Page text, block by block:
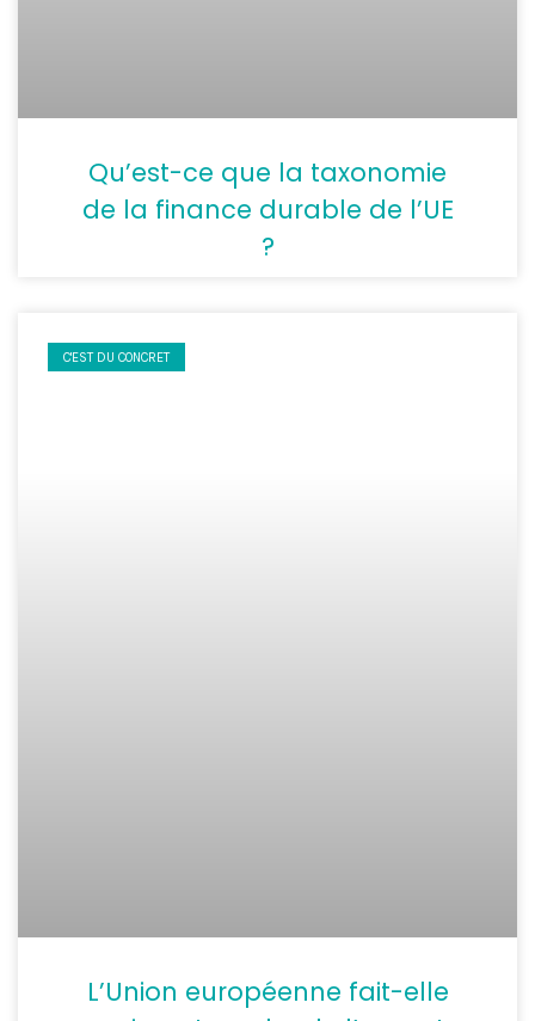
Qu’est-ce que la taxonomie
de la finance durable de l’UE
?
C'EST DU CONCRET
L’Union européenne fait-elle